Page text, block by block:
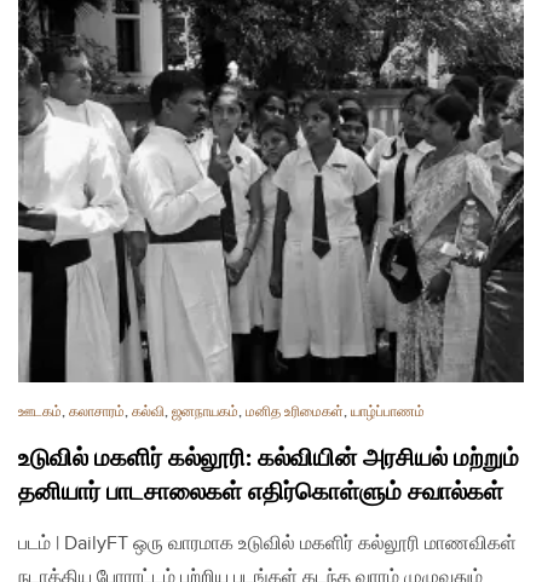
ஊடகம், கலாசாரம், கல்வி, ஜனநாயகம், மனித உரிமைகள், யாழ்ப்பாணம்
உடுவில் மகளிர் கல்லூரி: கல்வியின் அரசியல் மற்றும்
தனியார் பாடசாலைகள் எதிர்கொள்ளும் சவால்கள்
படம் | DailyFT ஒரு வாரமாக உடுவில் மகளிர் கல்லூரி மாணவிகள்